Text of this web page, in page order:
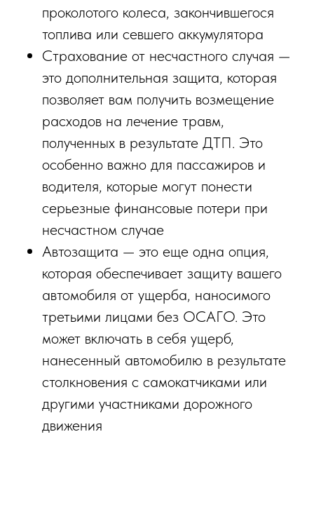
проколотого колеса, закончившегося
топлива или севшего аккумулятора
Страхование от несчастного случая —
это дополнительная защита, которая
позволяет вам получить возмещение
расходов на лечение травм,
полученных в результате ДТП. Это
особенно важно для пассажиров и
водителя, которые могут понести
серьезные финансовые потери при
несчастном случае
Автозащита — это еще одна опция,
которая обеспечивает защиту вашего
автомобиля от ущерба, наносимого
третьими лицами без ОСАГО. Это
может включать в себя ущерб,
нанесенный автомобилю в результате
столкновения с самокатчиками или
другими участниками дорожного
движения